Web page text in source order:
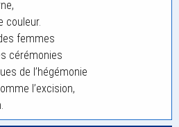
couleur.
femmes
cérémonies
de l’hégémonie
l’excision,